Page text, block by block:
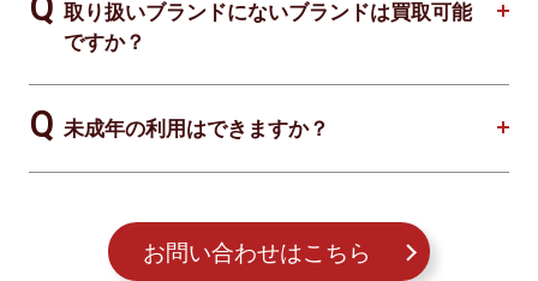
取り扱いブランドにないブランドは買取可能
ですか？
未成年の利用はできますか？
お問い合わせはこちら